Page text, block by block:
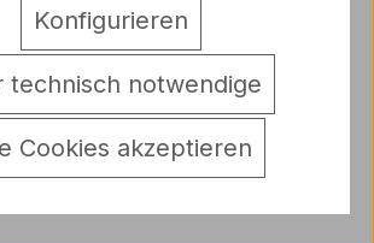
technisch notwendige
Konfigurieren
Cookies akzeptieren